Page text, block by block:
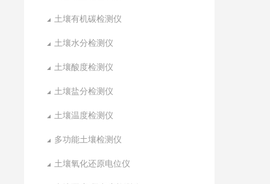
土壤有机碳检测仪
土壤水分检测仪
土壤酸度检测仪
土壤盐分检测仪
土壤温度检测仪
多功能土壤检测仪
土壤氧化还原电位仪